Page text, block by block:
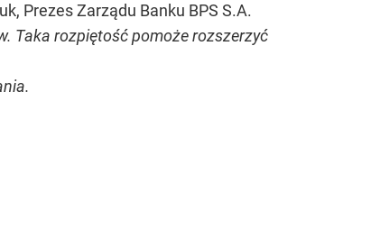
Prezes Zarządu Banku BPS S.A.
Taka rozpiętość pomoże rozszerzyć